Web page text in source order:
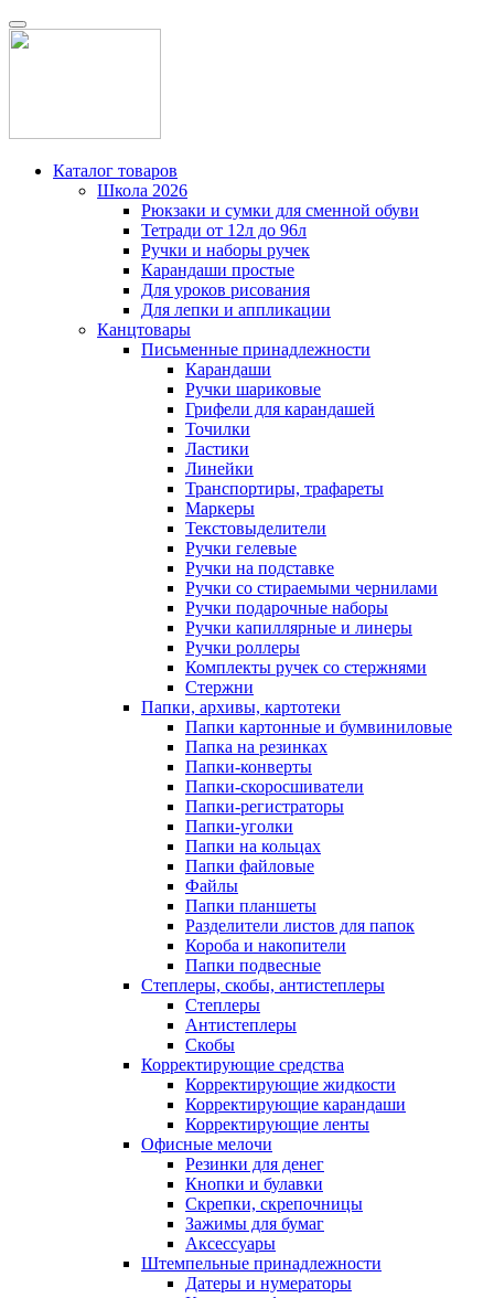
Каталог товаров
Школа 2026
Рюкзаки и сумки для сменной обуви
Тетради от 12л до 96л
Ручки и наборы ручек
Карандаши простые
Для уроков рисования
Для лепки и аппликации
Канцтовары
Письменные принадлежности
Карандаши
Ручки шариковые
Грифели для карандашей
Точилки
Ластики
Линейки
Транспортиры, трафареты
Маркеры
Текстовыделители
Ручки гелевые
Ручки на подставке
Ручки со стираемыми чернилами
Ручки подарочные наборы
Ручки капиллярные и линеры
Ручки роллеры
Комплекты ручек со стержнями
Стержни
Папки, архивы, картотеки
Папки картонные и бумвиниловые
Папка на резинках
Папки-конверты
Папки-скоросшиватели
Папки-регистраторы
Папки-уголки
Папки на кольцах
Папки файловые
Файлы
Папки планшеты
Разделители листов для папок
Короба и накопители
Папки подвесные
Степлеры, скобы, антистеплеры
Степлеры
Антистеплеры
Скобы
Корректирующие средства
Корректирующие жидкости
Корректирующие карандаши
Корректирующие ленты
Офисные мелочи
Резинки для денег
Кнопки и булавки
Скрепки, скрепочницы
Зажимы для бумаг
Аксессуары
Штемпельные принадлежности
Датеры и нумераторы